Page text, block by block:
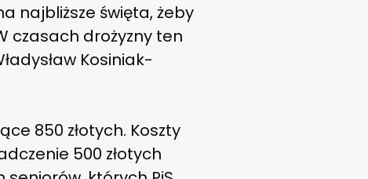
najbliższe święta, żeby
czasach drożyzny ten
Kosiniak-
850 złotych. Koszty
500 złotych